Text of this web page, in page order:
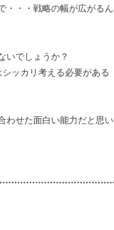
・・・戦略の幅が広がるん
いでしょうか？
ッカリ考える必要がある
わせた面白い能力だと思い